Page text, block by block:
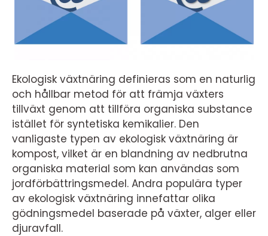
Ekologisk växtnäring definieras som en naturlig
och hållbar metod för att främja växters
tillväxt genom att tillföra organiska substance
istället för syntetiska kemikalier. Den
vanligaste typen av ekologisk växtnäring är
kompost, vilket är en blandning av nedbrutna
organiska material som kan användas som
jordförbättringsmedel. Andra populära typer
av ekologisk växtnäring innefattar olika
gödningsmedel baserade på växter, alger eller
djuravfall.